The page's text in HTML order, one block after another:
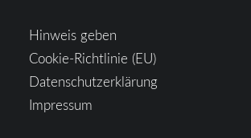
Hinweis geben
Cookie-Richtlinie (EU)
Datenschutzerklärung
Impressum